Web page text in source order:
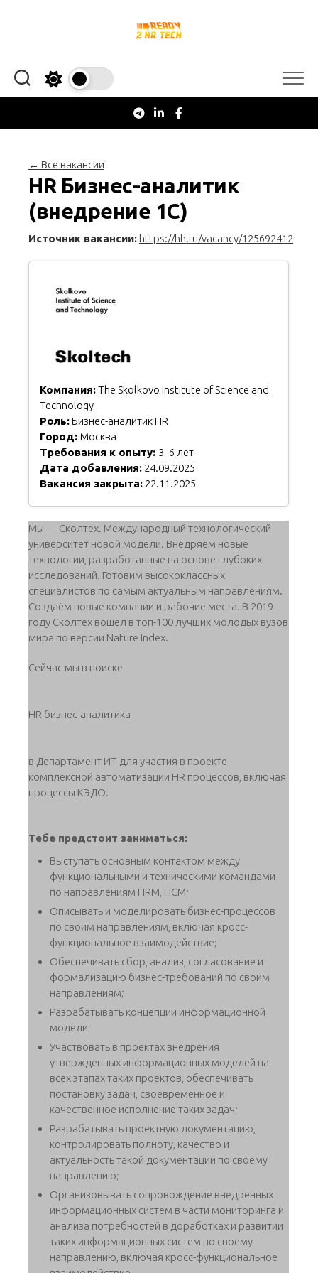
← Все вакансии
HR Бизнес-аналитик
(внедрение 1С)
Источник вакансии: https://hh.ru/vacancy/125692412
Компания:The Skolkovo Institute of Science and
Technology
Роль:Бизнес-аналитик HR
Город: Москва
Требования к опыту: 3–6 лет
Дата добавления: 24.09.2025
Вакансия закрыта: 22.11.2025
Мы — Сколтех. Международный технологический
университет новой модели. Внедряем новые
технологии, разработанные на основе глубоких
исследований. Готовим высококлассных
специалистов по самым актуальным направлениям.
Создаём новые компании и рабочие места. В 2019
году Сколтех вошел в топ-100 лучших молодых вузов
мира по версии Nature Index.
Сейчас мы в поиске
HR бизнес-аналитика
в Департамент ИТ для участия в проекте
комплексной автоматизации HR процессов, включая
процессы КЭДО.
Тебе предстоит заниматься:
Выступать основным контактом между
функциональными и техническими командами
по направлениям HRM, HCM;
Описывать и моделировать бизнес-процессов
по своим направлениям, включая кросс-
функциональное взаимодействие;
Обеспечивать сбор, анализ, согласование и
формализацию бизнес-требований по своим
направлениям;
Разрабатывать концепции информационной
модели;
Участвовать в проектах внедрения
утвержденных информационных моделей на
всех этапах таких проектов, обеспечивать
постановку задач, своевременное и
качественное исполнение таких задач;
Разрабатывать проектную документацию,
контролировать полноту, качество и
актуальность такой документации по своему
направлению;
Организовывать сопровождение внедренных
информационных систем в части мониторинга и
анализа потребностей в доработках и развитии
таких информационных систем по своему
направлению, включая кросс-функциональное